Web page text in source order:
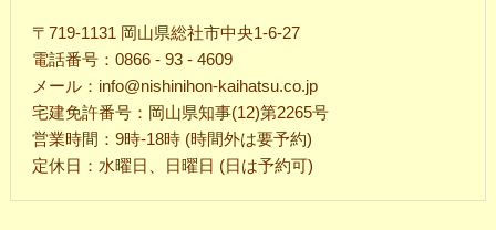
〒719-1131 岡山県総社市中央1-6-27
電話番号：0866 - 93 - 4609
メール：info@nishinihon-kaihatsu.co.jp
宅建免許番号：岡山県知事(12)第2265号
営業時間：9時-18時 (時間外は要予約)
定休日：水曜日、日曜日 (日は予約可)